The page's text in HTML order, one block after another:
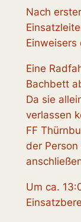
Nach
Eine
Bachbett
Da sie
verlassen
FF
der
Um ca.